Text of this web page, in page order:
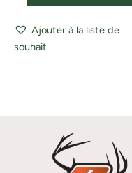
Ajouter à la liste de
souhait